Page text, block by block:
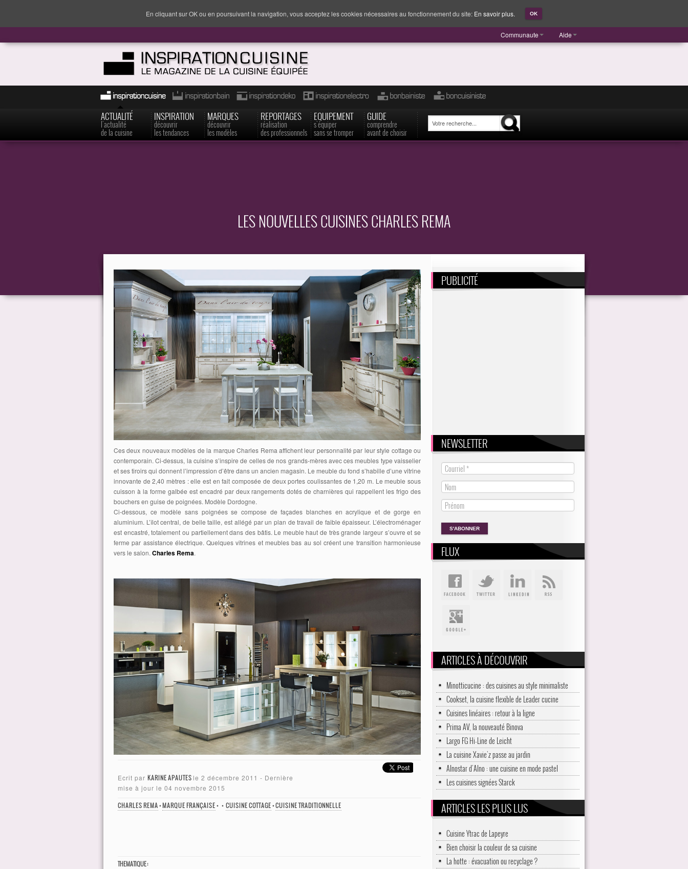
Communaute Aide
ACTUALITÉ
l'actualité
de la cuisine
INSPIRATION
découvrir
les tendances
MARQUES
découvrir
les modèles
REPORTAGES
réalisation
des professionnels
EQUIPEMENT
s'équiper
sans se tromper
GUIDE
comprendre
avant de choisir
LES NOUVELLES CUISINES CHARLES REMA
Ces deux nouveaux modèles de la marque Charles Rema affichent leur personnalité par leur style cottage ou
contemporain. Ci-dessus, la cuisine s’inspire de celles de nos grands-mères avec ces meubles type vaisselier
et ses tiroirs qui donnent l’impression d’être dans un ancien magasin. Le meuble du fond s’habille d’une vitrine
innovante de 2,40 mètres : elle est en fait composée de deux portes coulissantes de 1,20 m. Le meuble sous
cuisson à la forme galbée est encadré par deux rangements dotés de charnières qui rappellent les frigo des
bouchers en guise de poignées. Modèle Dordogne.
Ci-dessous, ce modèle sans poignées se compose de façades blanches en acrylique et de gorge en
aluminium. L’îlot central, de belle taille, est allégé par un plan de travail de faible épaisseur. L’électroménager
est encastré, totalement ou partiellement dans des bâtis. Le meuble haut de très grande largeur s’ouvre et se
ferme par assistance électrique. Quelques vitrines et meubles bas au sol créent une transition harmonieuse
vers le salon. Charles Rema.
Ecrit par KARINE APAUTES le 2 décembre 2011 - Dernière
mise à jour le 04 novembre 2015
CHARLES REMA•MARQUE FRANÇAISE• • CUISINE COTTAGE•CUISINE TRADITIONNELLE
THEMATIQUE :
PUBLICITÉ
NEWSLETTER
FLUX
ARTICLES À DÉCOUVRIR
Minotticucine : des cuisines au style minimaliste
Cookset, la cuisine flexible de Leader cucine
Cuisines linéaires : retour à la ligne
Prima AV, la nouveauté Binova
Largo FG Hi-Line de Leicht
La cuisine Xavie’z passe au jardin
Alnostar d’Alno : une cuisine en mode pastel
Les cuisines signées Starck
ARTICLES LES PLUS LUS
Cuisine Ytrac de Lapeyre
Bien choisir la couleur de sa cuisine
La hotte : évacuation ou recyclage ?
En cliquant sur OK ou en poursuivant la navigation, vous acceptez les cookies nécessaires au fonctionnement du site: En savoir plus. OK